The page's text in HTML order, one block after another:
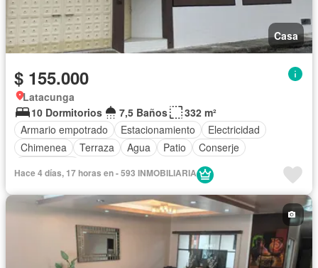
Casa
$ 155.000
Latacunga
10 Dormitorios
7,5 Baños
332 m²
Armario empotrado
Estacionamiento
Electricidad
Chimenea
Terraza Agua Patio
Conserje
Hace 4 días, 17 horas en - 593 INMOBILIARIA